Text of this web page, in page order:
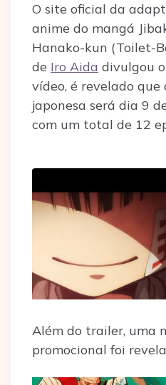
O site oficial da
anime do mangá
Hanako-kun (Toilet-
de Iro Aida divulgou
vídeo, é revelado
japonesa será dia 9
com um total de 12
Além do trailer, uma
promocional foi